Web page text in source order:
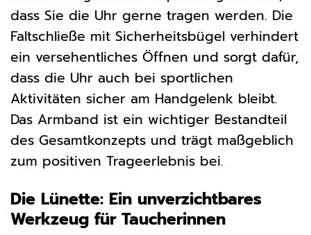
dass Sie die Uhr gerne tragen werden. Die
Faltschließe mit Sicherheitsbügel verhindert
ein versehentliches Öffnen und sorgt dafür,
dass die Uhr auch bei sportlichen
Aktivitäten sicher am Handgelenk bleibt.
Das Armband ist ein wichtiger Bestandteil
des Gesamtkonzepts und trägt maßgeblich
zum positiven Trageerlebnis bei.
Die Lünette: Ein unverzichtbares
Werkzeug für Taucherinnen